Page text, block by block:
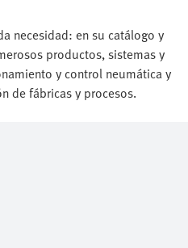
necesidad: en su catálogo y
productos, sistemas y
y control neumática y
de fábricas y procesos.